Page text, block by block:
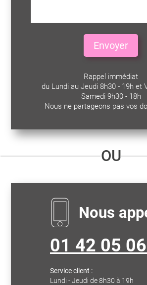
Envoyer
Rappel immédiat
du Lundi au Jeudi 8h30 - 19h et
Samedi 9h30 - 18h
Nous ne partageons pas vos
OU
Nous
01 42 05
Service client :
Lundi - Jeudi de 8h30 à 19h